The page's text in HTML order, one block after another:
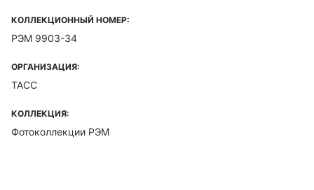
КОЛЛЕКЦИОННЫЙ НОМЕР:
РЭМ 9903-34
ОРГАНИЗАЦИЯ:
ТАСС
КОЛЛЕКЦИЯ:
Фотоколлекции РЭМ